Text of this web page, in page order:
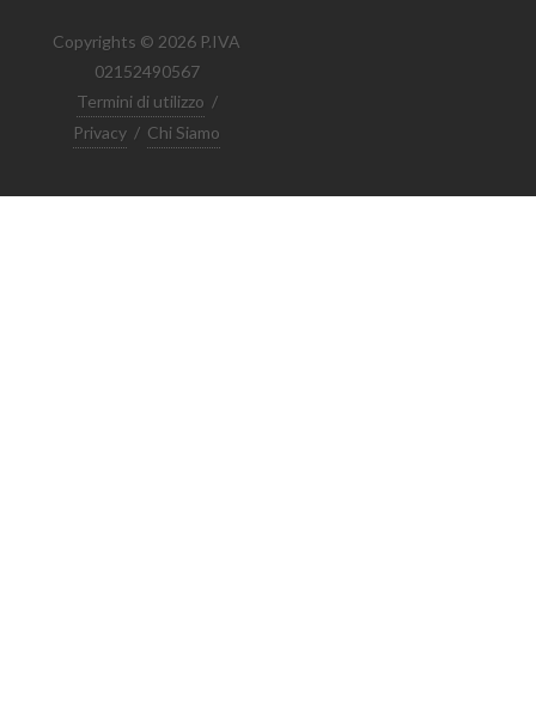
Copyrights © 2026 P.IVA
02152490567
Termini di utilizzo /
Privacy / Chi Siamo